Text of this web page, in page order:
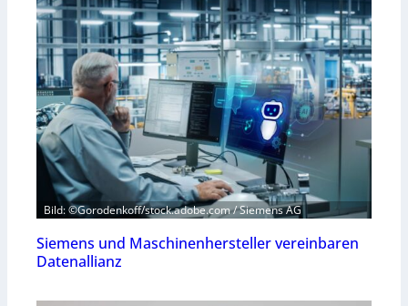
Bild: ©Gorodenkoff/stock.adobe.com / Siemens AG
Siemens und Maschinenhersteller vereinbaren
Datenallianz